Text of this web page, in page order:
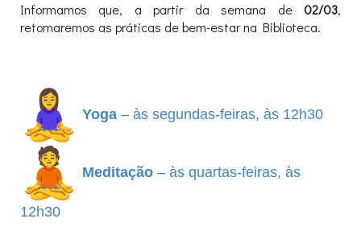
Informamos que, a partir da semana de 02/03,
retomaremos as práticas de bem-estar na Biblioteca.
Yoga – às segundas-feiras, às 12h30
Meditação – às quartas-feiras, às
12h30